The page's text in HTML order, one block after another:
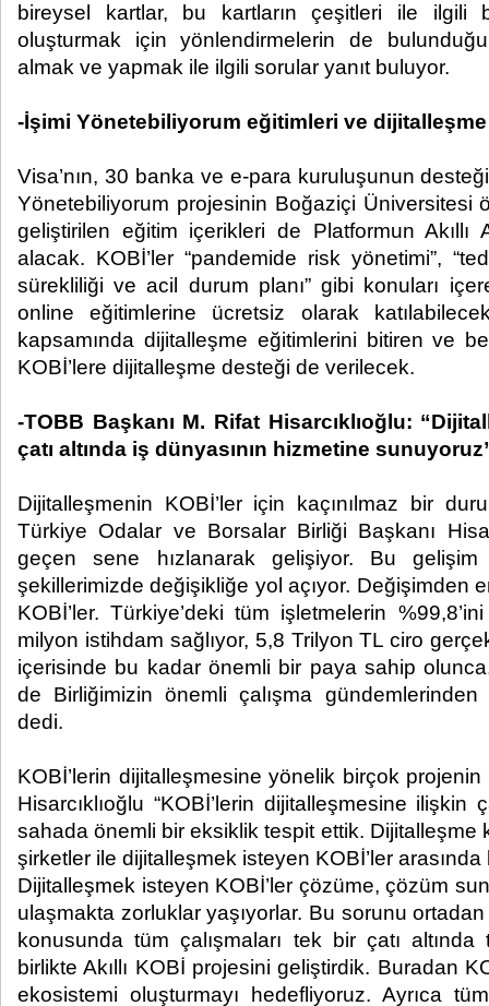
bireysel kartlar, bu kartların çeşitleri ile ilgili
oluşturmak için yönlendirmelerin de
almak ve yapmak ile ilgili sorular yanıt buluyor.
-İşimi Yönetebiliyorum eğitimleri ve
Visa’nın, 30 banka ve e-para kuruluşunun
Yönetebiliyorum projesinin Boğaziçi Üniversitesi
geliştirilen eğitim içerikleri de Platformun Akıllı
alacak. KOBİ’ler “pandemide risk yönetimi”,
sürekliliği ve acil durum planı” gibi konuları
online eğitimlerine ücretsiz olarak
kapsamında dijitalleşme eğitimlerini bitiren ve
KOBİ’lere dijitalleşme desteği de verilecek.
-TOBB Başkanı M. Rifat Hisarcıklıoğlu:
çatı altında iş dünyasının hizmetine
Dijitalleşmenin KOBİ’ler için kaçınılmaz bir
Türkiye Odalar ve Borsalar Birliği Başkanı
geçen sene hızlanarak gelişiyor. Bu
şekillerimizde değişikliğe yol açıyor. Değişimden
KOBİ’ler. Türkiye’deki tüm işletmelerin
milyon istihdam sağlıyor, 5,8 Trilyon TL ciro
içerisinde bu kadar önemli bir paya sahip
de Birliğimizin önemli çalışma
dedi.
KOBİ’lerin dijitalleşmesine yönelik birçok
Hisarcıklıoğlu “KOBİ’lerin dijitalleşmesine ilişkin
sahada önemli bir eksiklik tespit ettik.
şirketler ile dijitalleşmek isteyen KOBİ’ler
Dijitalleşmek isteyen KOBİ’ler çözüme, çözüm
ulaşmakta zorluklar yaşıyorlar. Bu sorunu
konusunda tüm çalışmaları tek bir çatı
birlikte Akıllı KOBİ projesini geliştirdik. Buradan
ekosistemi oluşturmayı hedefliyoruz. Ayrıca